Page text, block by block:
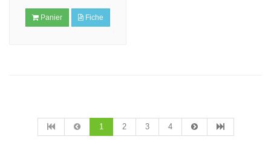
Panier Fiche
1 2 3 4